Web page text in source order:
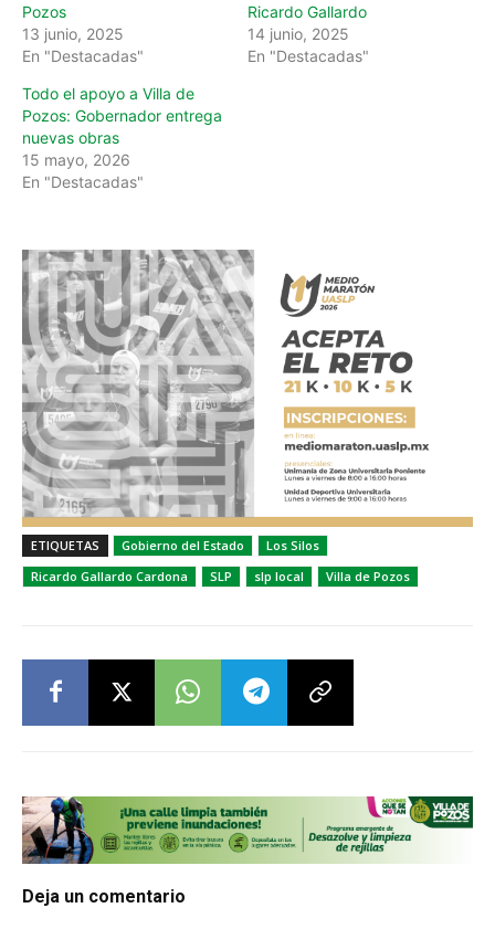
Pozos
13 junio, 2025
En "Destacadas"
Ricardo Gallardo
14 junio, 2025
En "Destacadas"
Todo el apoyo a Villa de
Pozos: Gobernador entrega
nuevas obras
15 mayo, 2026
En "Destacadas"
ETIQUETAS Gobierno del Estado
Los Silos
Ricardo Gallardo Cardona
SLP slp local Villa de Pozos
Deja un comentario